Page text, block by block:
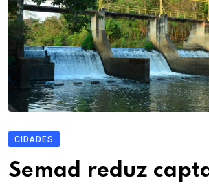
CIDADES
Semad reduz